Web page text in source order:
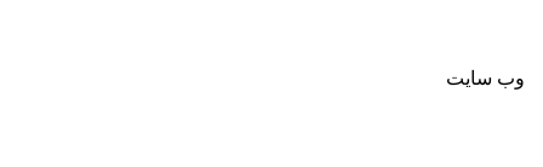
وب‌ سایت